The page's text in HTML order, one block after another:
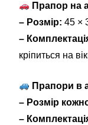
Прапор на
– Розмір: 45 ×
–
кріпиться на
Прапори в
– Розмір
–